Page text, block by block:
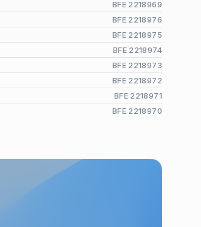
BFE 2218969
BFE 2218976
BFE 2218975
BFE 2218974
BFE 2218973
BFE 2218972
BFE 2218971
BFE 2218970